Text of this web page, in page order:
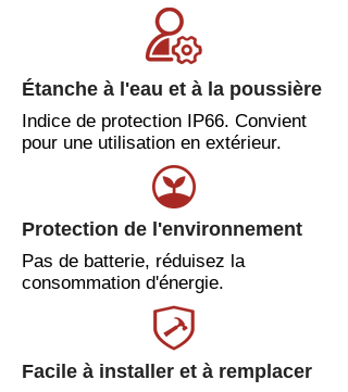
Étanche à l'eau et à la poussière
Indice de protection IP66. Convient
pour une utilisation en extérieur.
Protection de l'environnement
Pas de batterie, réduisez la
consommation d'énergie.
Facile à installer et à remplacer